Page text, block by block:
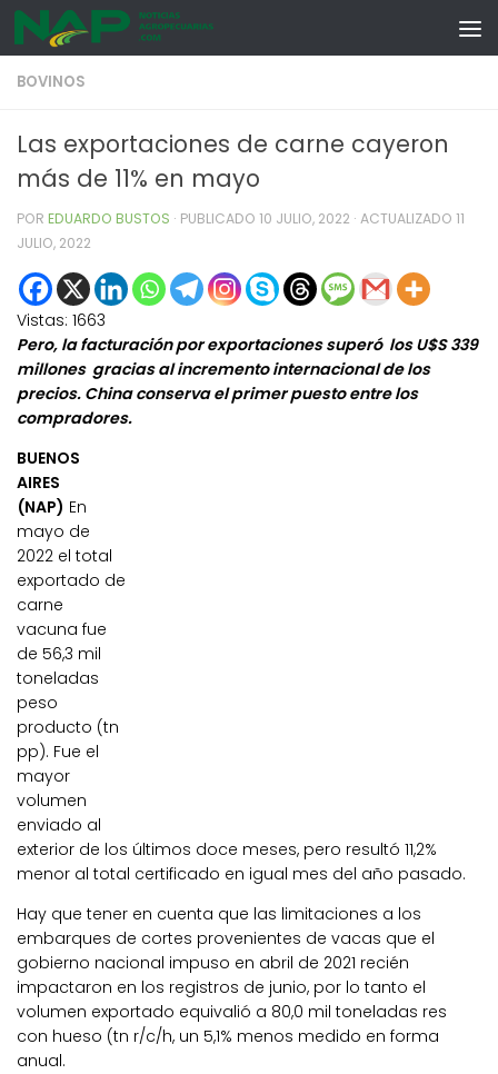
Skip to content
BOVINOS
Las exportaciones de carne cayeron
más de 11% en mayo
POR EDUARDO BUSTOS · PUBLICADO 10 JULIO, 2022 · ACTUALIZADO 11
JULIO, 2022
Vistas: 1663
Pero, la facturación por exportaciones superó los U$S 339
millones gracias al incremento internacional de los
precios. China conserva el primer puesto entre los
compradores.
BUENOS
AIRES
(NAP) En
mayo de
2022 el total
exportado de
carne
vacuna fue
de 56,3 mil
toneladas
peso
producto (tn
pp). Fue el
mayor
volumen
enviado al
exterior de los últimos doce meses, pero resultó 11,2%
menor al total certificado en igual mes del año pasado.
Hay que tener en cuenta que las limitaciones a los
embarques de cortes provenientes de vacas que el
gobierno nacional impuso en abril de 2021 recién
impactaron en los registros de junio, por lo tanto el
volumen exportado equivalió a 80,0 mil toneladas res
con hueso (tn r/c/h, un 5,1% menos medido en forma
anual.